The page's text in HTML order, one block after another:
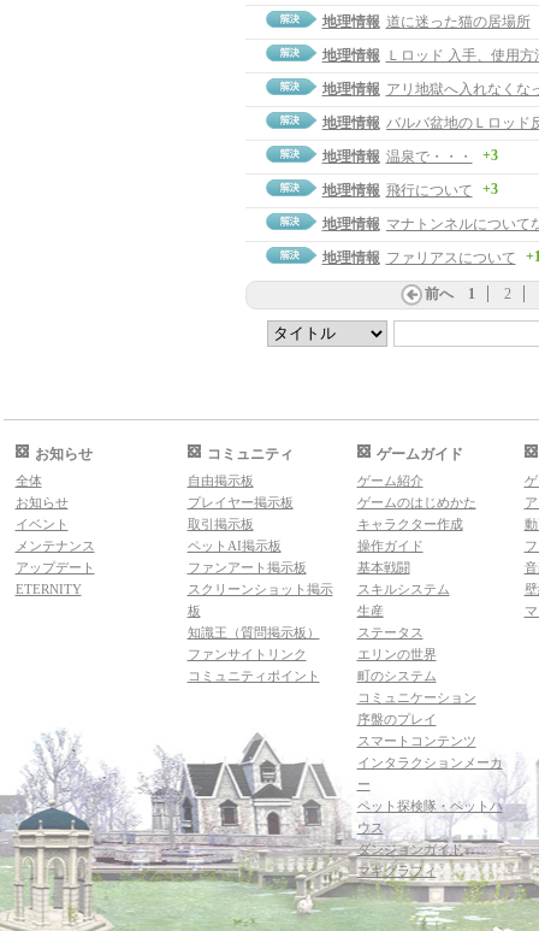
地理情報 道に迷った猫の居場所
地理情報
Ｌロッド 入手、使用
地理情報 アリ地獄へ入れなくな
地理情報 バルバ盆地のＬロッド
地理情報 温泉で・・・ +3
地理情報 飛行について +3
地理情報 マナトンネルについて
地理情報 ファリアスについて
前へ 1 2
お知らせ
全体
お知らせ
イベント
メンテナンス
アップデート
ETERNITY
コミュニティ
自由掲示板
プレイヤー掲示板
取引掲示板
ペットAI掲示板
ファンアート掲示板
スクリーンショット掲示
板
知識王（質問掲示板）
ファンサイトリンク
コミュニティポイント
ゲームガイド
ゲーム紹介
ゲームのはじめかた
キャラクター作成
操作ガイド
基本戦闘
スキルシステム
生産
ステータス
エリンの世界
町のシステム
コミュニケーション
序盤のプレイ
スマートコンテンツ
インタラクションメーカ
ー
ペット探検隊・ペットハ
ウス
ダンジョンガイド
マギグラフィ